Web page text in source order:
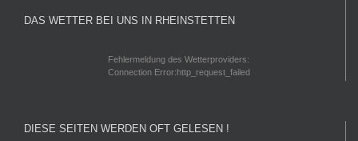
DAS WETTER BEI UNS IN RHEINSTETTEN
Fehlermeldung des Wetterproviders:
Connection Error:http_request_failed
DIESE SEITEN WERDEN OFT GELESEN !